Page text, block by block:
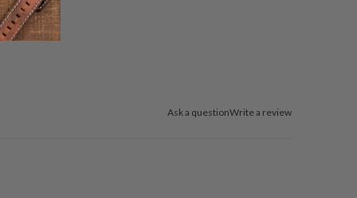
Ask a questionWrite a review